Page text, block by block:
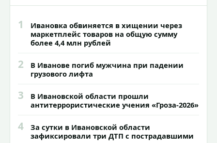
1
Ивановка обвиняется в хищении через
маркетплейс товаров на общую сумму
более 4,4 млн рублей
2
В Иванове погиб мужчина при падении
грузового лифта
3
В Ивановской области прошли
антитеррористические учения «Гроза-2026»
4
За сутки в Ивановской области
зафиксировали три ДТП с пострадавшими